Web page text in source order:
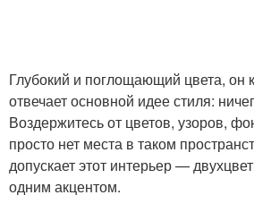
Глубокий и поглощающий цвета, он
отвечает основной идее стиля:
Воздержитесь от цветов, узоров,
просто нет места в таком
допускает этот интерьер —
одним акцентом.